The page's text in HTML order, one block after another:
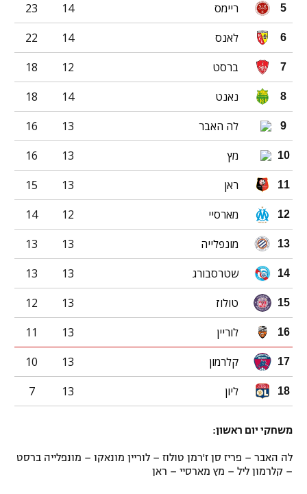
5 ריימס 14
23
6 לאנס 14
22
7 ברסט 12
18
8 נאנט 14
18
9 לה האבר 13
16
10 מץ 13
16
11 ראן 13
15
12 מארסיי 12
14
13 מונפלייה 13
13
14 שטרסבורג 13
13
15 טולוז 13
12
16 לוריין 13
11
17 קלרמון 13
10
18 ליון 13
7
משחקי יום ראשון:
לה האבר – פריז סן ז'רמן טולוז – לוריין מונאקו – מונפלייה ברסט
– קלרמון ליל – מץ מארסיי – ראן